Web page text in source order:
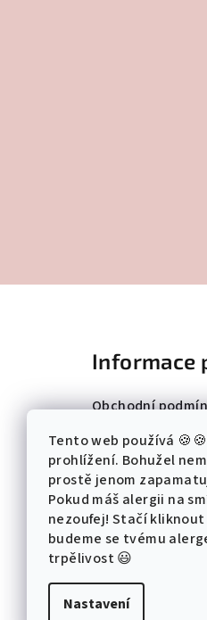
Tento web používá
prohlížení. Bohužel
prostě jenom
Pokud máš alergii na
nezoufej! Stačí
budeme se tvému
trpělivost 😃
Nastavení
Informace
Obchodní
Podmínky
Bezpečnostní